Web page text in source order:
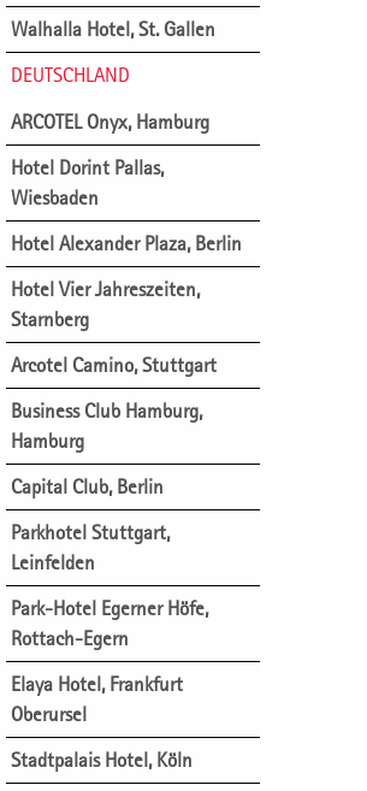
Walhalla Hotel, St. Gallen
DEUTSCHLAND
ARCOTEL Onyx, Hamburg
Hotel Dorint Pallas,
Wiesbaden
Hotel Alexander Plaza, Berlin
Hotel Vier Jahreszeiten,
Starnberg
Arcotel Camino, Stuttgart
Business Club Hamburg,
Hamburg
Capital Club, Berlin
Parkhotel Stuttgart,
Leinfelden
Park-Hotel Egerner Höfe,
Rottach-Egern
Elaya Hotel, Frankfurt
Oberursel
Stadtpalais Hotel, Köln